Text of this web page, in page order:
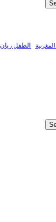
الطفل ريان